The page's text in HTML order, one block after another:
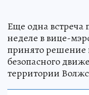
Еще одна
неделе в вице-
принято решение
безопасного
территории